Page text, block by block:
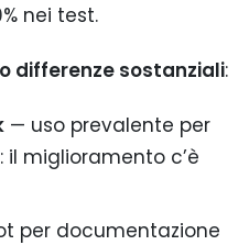
nei test.
differenze sostanziali:
— uso prevalente per
miglioramento c’è
per documentazione